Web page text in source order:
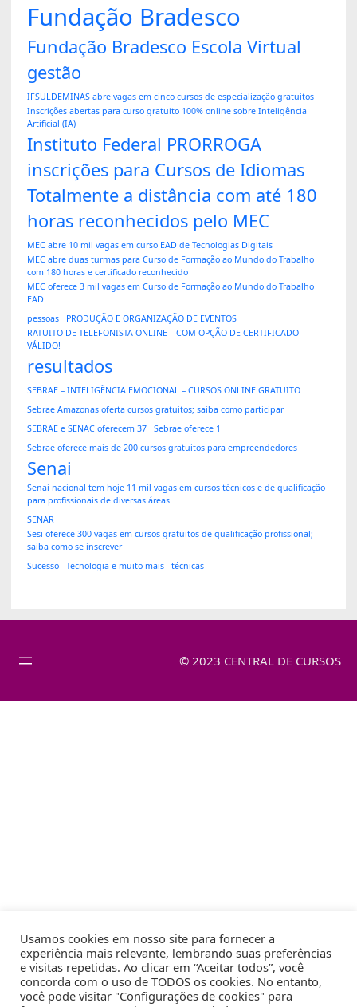
Fundação Bradesco
Fundação Bradesco Escola Virtual
gestão
IFSULDEMINAS abre vagas em cinco cursos de especialização gratuitos
Inscrições abertas para curso gratuito 100% online sobre Inteligência
Artificial (IA)
Instituto Federal PRORROGA
inscrições para Cursos de Idiomas
Totalmente a distância com até 180
horas reconhecidos pelo MEC
MEC abre 10 mil vagas em curso EAD de Tecnologias Digitais
MEC abre duas turmas para Curso de Formação ao Mundo do Trabalho
com 180 horas e certificado reconhecido
MEC oferece 3 mil vagas em Curso de Formação ao Mundo do Trabalho
EAD
pessoas
PRODUÇÃO E ORGANIZAÇÃO DE EVENTOS
RATUITO DE TELEFONISTA ONLINE – COM OPÇÃO DE CERTIFICADO
VÁLIDO!
resultados
SEBRAE – INTELIGÊNCIA EMOCIONAL – CURSOS ONLINE GRATUITO
Sebrae Amazonas oferta cursos gratuitos; saiba como participar
SEBRAE e SENAC oferecem 37
Sebrae oferece 1
Sebrae oferece mais de 200 cursos gratuitos para empreendedores
Senai
Senai nacional tem hoje 11 mil vagas em cursos técnicos e de qualificação
para profissionais de diversas áreas
SENAR
Sesi oferece 300 vagas em cursos gratuitos de qualificação profissional;
saiba como se inscrever
Sucesso
Tecnologia e muito mais técnicas
© 2023 CENTRAL DE CURSOS
Usamos cookies em nosso site para fornecer a
experiência mais relevante, lembrando suas preferências
e visitas repetidas. Ao clicar em “Aceitar todos”, você
concorda com o uso de TODOS os cookies. No entanto,
você pode visitar "Configurações de cookies" para